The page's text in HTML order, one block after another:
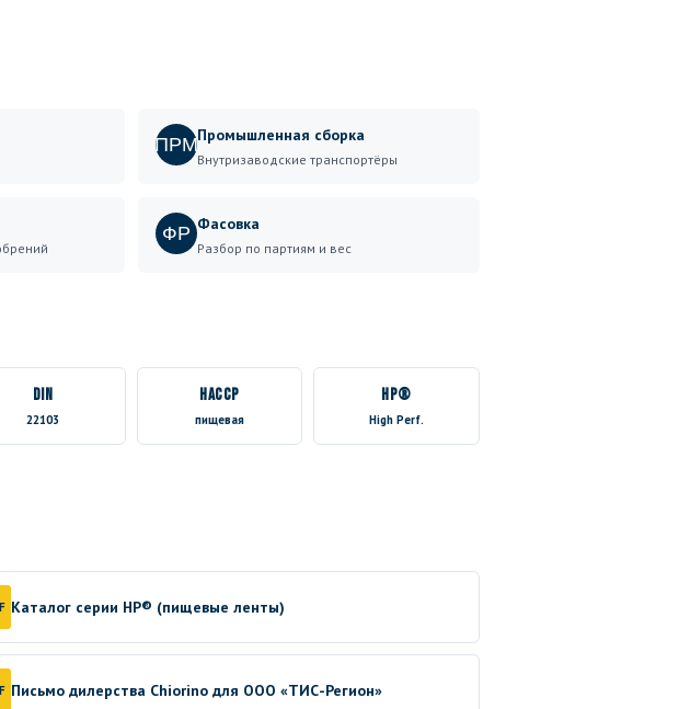
ПРМПромышленная сборка
Внутризаводские транспортёры
ФР Фасовка
Разбор по партиям и вес
DIN
22103
HACCP
пищевая
HP®
High Perf.
Каталог серии HP® (пищевые ленты)
Письмо дилерства Chiorino для ООО «ТИС-Регион»